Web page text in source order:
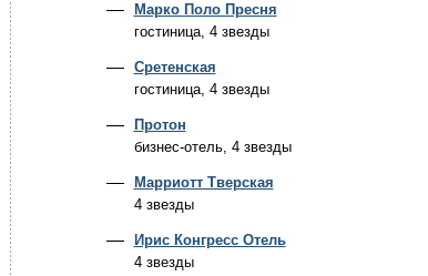
Марко Поло Пресня
гостиница, 4 звезды
Сретенская
гостиница, 4 звезды
Протон
бизнес-отель, 4 звезды
Марриотт Тверская
4 звезды
Ирис Конгресс Отель
4 звезды